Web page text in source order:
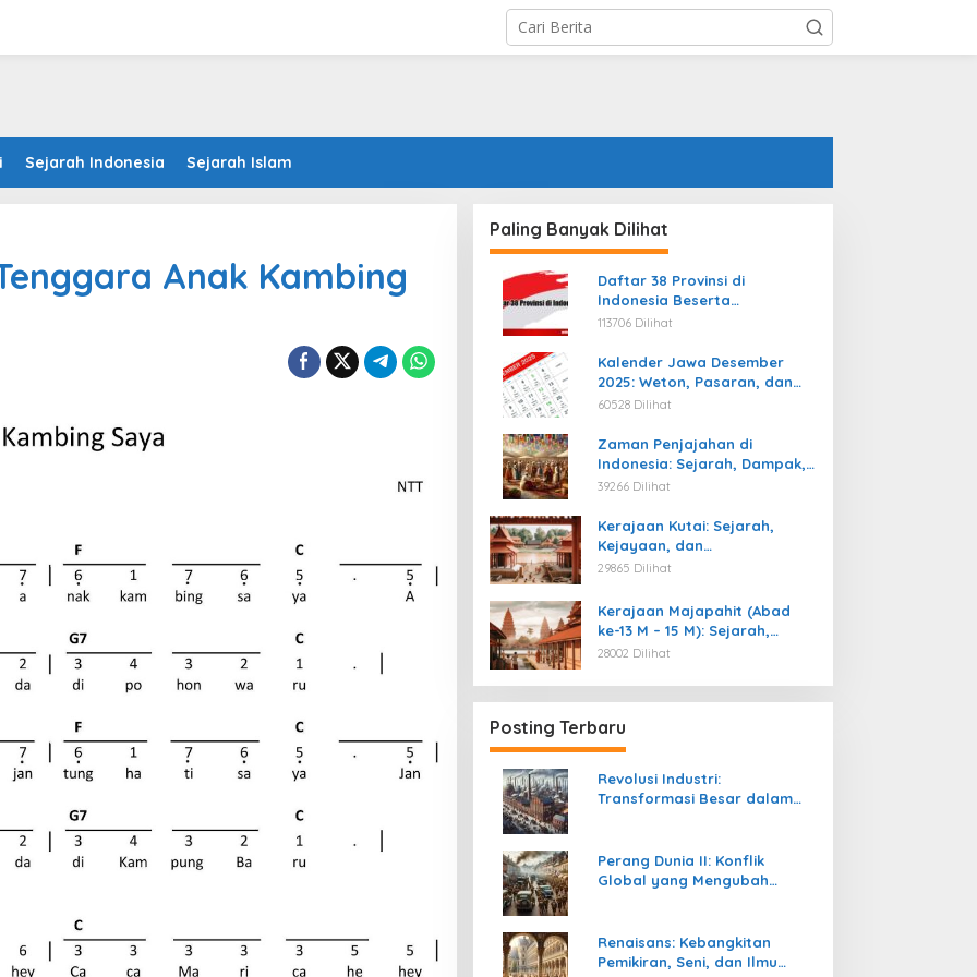
Sejarah Indonesia Sejarah Islam
Anak Kambing
Paling Banyak Dilihat
Daftar 38 Provinsi di
Indonesia Beserta
Ibukotanya Terbaru
113706 Dilihat
Kalender Jawa Desember
2025: Weton, Pasaran, dan
Hari Baik
60528 Dilihat
Zaman Penjajahan di
Indonesia: Sejarah, Dampak,
dan Perjuangan Menuju
39266 Dilihat
Kerajaan Kutai: Sejarah,
Kejayaan, dan
Peninggalannya (Abad ke-4
29865 Dilihat
Kerajaan Majapahit (Abad
ke-13 M – 15 M): Sejarah,
Kejayaan, dan
28002 Dilihat
Posting Terbaru
Revolusi Industri:
Transformasi Besar dalam
Perang Dunia II: Konflik
Global yang Mengubah
Renaisans: Kebangkitan
Pemikiran, Seni, dan Ilmu